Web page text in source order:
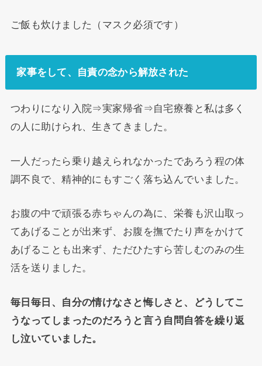
ご飯も炊けました（マスク必須です）
家事をして、自責の念から解放された
つわりになり入院⇒実家帰省⇒自宅療養と私は多く
の人に助けられ、生きてきました。
一人だったら乗り越えられなかったであろう程の体
調不良で、精神的にもすごく落ち込んでいました。
お腹の中で頑張る赤ちゃんの為に、栄養も沢山取っ
てあげることが出来ず、お腹を撫でたり声をかけて
あげることも出来ず、ただひたすら苦しむのみの生
活を送りました。
毎日毎日、自分の情けなさと悔しさと、どうしてこ
うなってしまったのだろうと言う自問自答を繰り返
し泣いていました。